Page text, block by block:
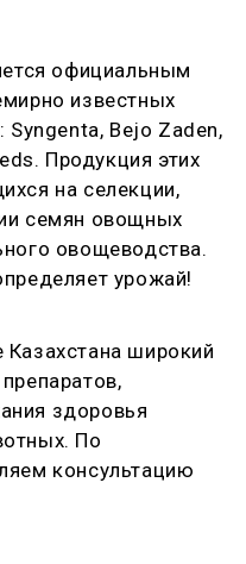
официальным
известных
Syngenta, Bejo Zaden,
Продукция этих
на селекции,
семян овощных
овощеводства.
урожай!
широкий
здоровья
По
консультацию